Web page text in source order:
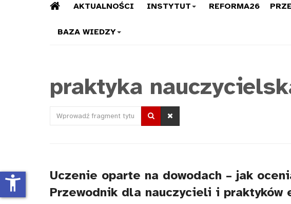
AKTUALNOŚCI INSTYTUT REFORMA26
BAZA WIEDZY
praktyka
Wprowadź
Uczenie oparte na dowodach – jak
Przewodnik dla nauczycieli i praktyków
accessibility_new